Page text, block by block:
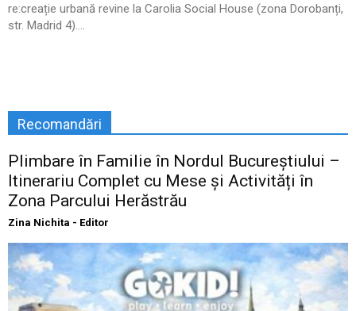
re:creație urbană revine la Carolia Social House (zona Dorobanți,
str. Madrid 4)....
Recomandări
Plimbare în Familie în Nordul Bucureștiului –
Itinerariu Complet cu Mese și Activități în
Zona Parcului Herăstrău
Zina Nichita - Editor